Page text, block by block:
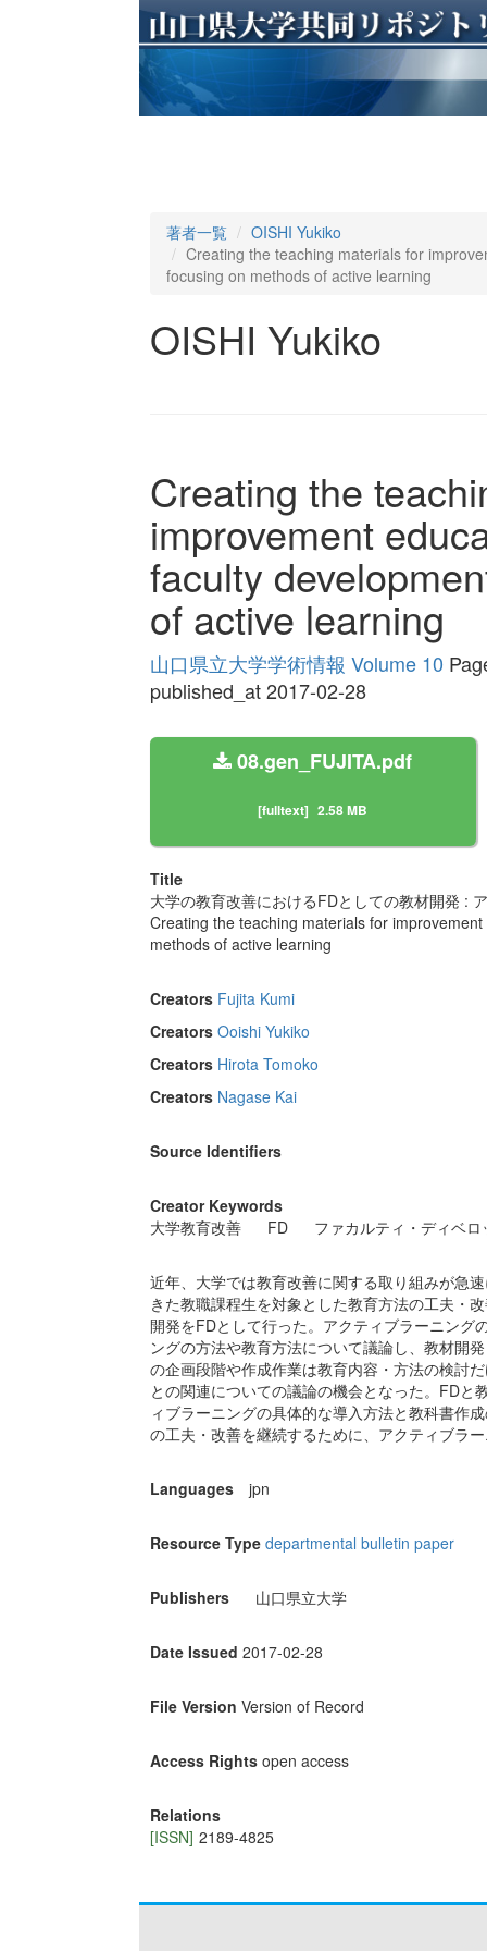
著者一覧
OISHI Yukiko
Creating the teaching materials for
focusing on methods of active learning
OISHI Yukiko
Creating the
improvement
faculty
of active learning
山口県立大学学術情報 Volume 10
published_at 2017-02-28
08.gen_FUJITA.pdf
[fulltext] 2.58 MB
Title
大学の教育改善におけるFDとしての教材開発 :
Creating the teaching materials for
methods of active learning
Creators Fujita Kumi
Creators Ooishi Yukiko
Creators Hirota Tomoko
Creators Nagase Kai
Source Identifiers
Creator Keywords
大学教育改善
FD ファカルティ・ディベロ
近年、大学では教育改善に関する取り組みが急
きた教職課程生を対象とした教育方法の工夫・
開発をFDとして行った。アクティブラーニング
ングの方法や教育方法について議論し、教材開
の企画段階や作成作業は教育内容・方法の検討
との関連についての議論の機会となった。FD
ィブラーニングの具体的な導入方法と教科書作
の工夫・改善を継続するために、アクティブラ
Languages jpn
Resource Type departmental bulletin paper
Publishers 山口県立大学
Date Issued 2017-02-28
File Version Version of Record
Access Rights open access
Relations
[ISSN] 2189-4825